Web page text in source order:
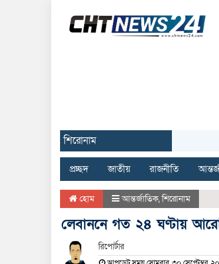
শিরোনাম
প্রচ্ছদ জাতীয় রাজনীতি
হোম আন্তর্জাতিক,শিরোনাম
লেবাননে গত ২৪ ঘণ্টায়
রিপোর্টার